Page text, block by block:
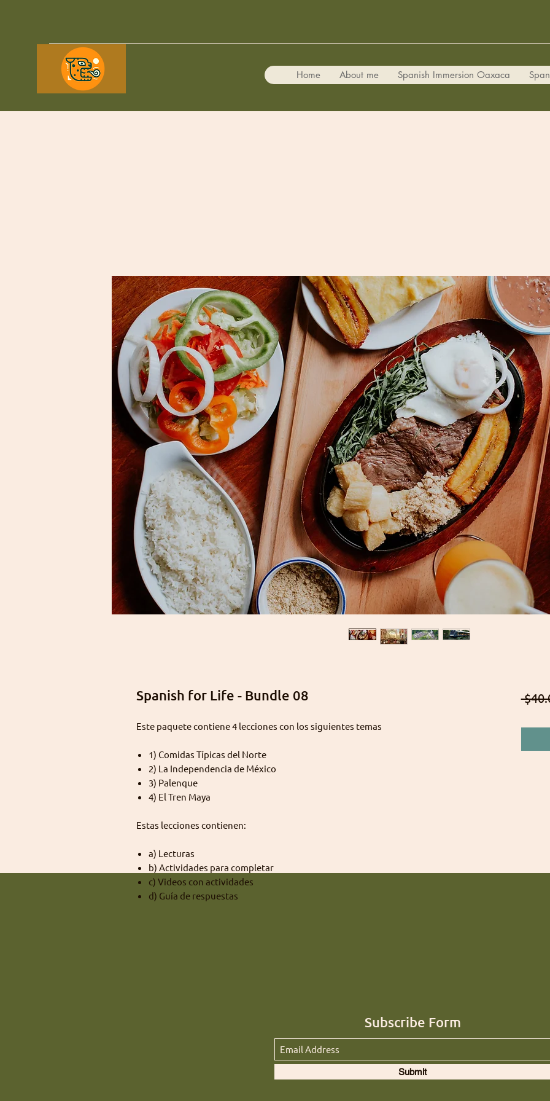
Home About me Spanish Immersion Oaxaca
Spanish for Life - Bundle 08
Este paquete contiene 4 lecciones con los siguientes temas
1) Comidas Típicas del Norte
2) La Independencia de México
3) Palenque
4) El Tren Maya
Estas lecciones contienen:
a) Lecturas
b) Actividades para completar
c) Videos con actividades
d) Guía de respuestas
Subscribe Form
Submit